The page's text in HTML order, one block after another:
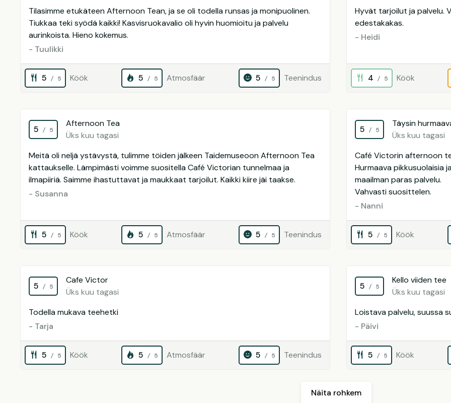
Tilasimme etukäteen Afternoon Tean, ja se oli todella runsas ja monipuolinen.
Tiukkaa teki syödä kaikki! Kasvisruokavalio oli hyvin huomioitu ja palvelu
aurinkoista. Hieno kokemus.
- Tuulikki
5 / 5 Köök 5 / 5 Atmosfäär 5 / 5 Teenindus
Hyvät tarjoilut ja palvelu.
edestakakas.
- Heidi
4 / 5 Köök
5 / 5
Afternoon Tea
Üks kuu tagasi
Meitä oli neljä ystävystä, tulimme töiden jälkeen Taidemuseoon Afternoon Tea
kattaukselle. Lämpimästi voimme suositella Café Victorian tunnelmaa ja
ilmapiiriä. Saimme ihastuttavat ja maukkaat tarjoilut. Kaikki kiire jäi taakse.
- Susanna
5 / 5 Köök 5 / 5 Atmosfäär 5 / 5 Teenindus
5 / 5
Täysin
Üks kuu tagasi
Café Victorin afternoon
Hurmaava pikkusuolaisia
maailman paras palvelu.
Vahvasti suosittelen.
- Nanni
5 / 5 Köök
5 / 5
Cafe Victor
Üks kuu tagasi
Todella mukava teehetki
- Tarja
5 / 5 Köök 5 / 5 Atmosfäär 5 / 5 Teenindus
5 / 5
Kello viiden tee
Üks kuu tagasi
Loistava palvelu, suussa
- Päivi
5 / 5 Köök
Näita rohkem